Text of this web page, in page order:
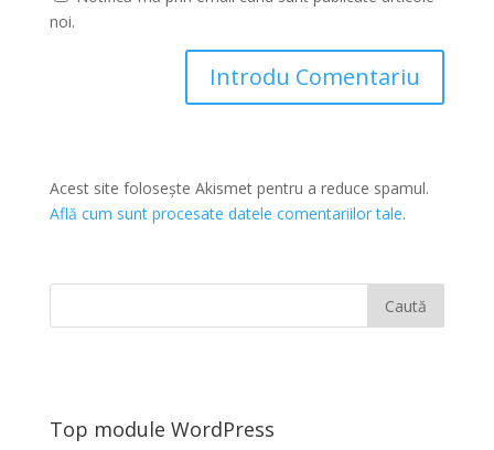
noi.
Acest site folosește Akismet pentru a reduce spamul.
Află cum sunt procesate datele comentariilor tale.
Top module WordPress